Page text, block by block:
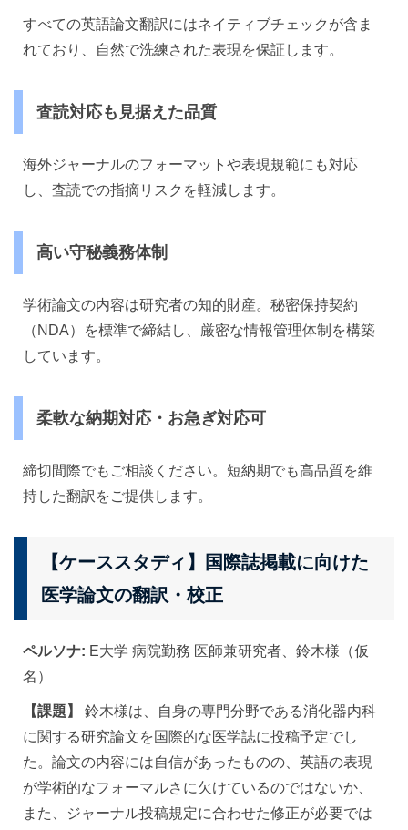
すべての英語論文翻訳にはネイティブチェックが含ま
れており、自然で洗練された表現を保証します。
査読対応も見据えた品質
海外ジャーナルのフォーマットや表現規範にも対応
し、査読での指摘リスクを軽減します。
高い守秘義務体制
学術論文の内容は研究者の知的財産。秘密保持契約
（NDA）を標準で締結し、厳密な情報管理体制を構築
しています。
柔軟な納期対応・お急ぎ対応可
締切間際でもご相談ください。短納期でも高品質を維
持した翻訳をご提供します。
【ケーススタディ】国際誌掲載に向けた
医学論文の翻訳・校正
ペルソナ: E大学 病院勤務 医師兼研究者、鈴木様（仮
名）
【課題】
鈴木様は、自身の専門分野である消化器内科
に関する研究論文を国際的な医学誌に投稿予定でし
た。論文の内容には自信があったものの、英語の表現
が学術的なフォーマルさに欠けているのではないか、
また、ジャーナル投稿規定に合わせた修正が必要では